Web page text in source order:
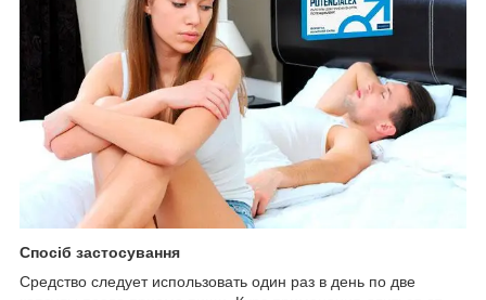
Спосіб застосування
Средство следует использовать один раз в день по две